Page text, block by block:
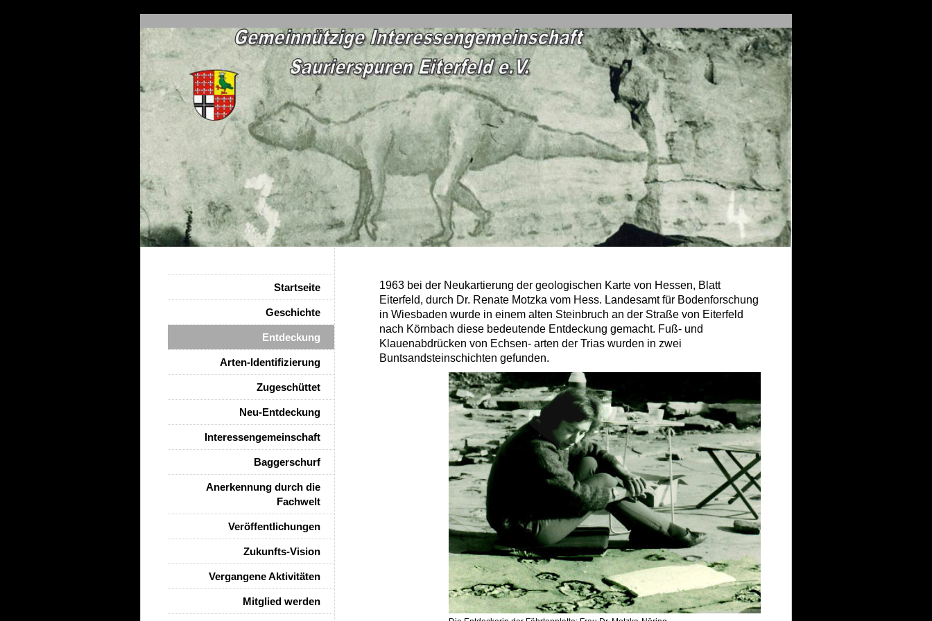
1963 bei der Neukartierung der geologischen Karte von Hessen, Blatt
Eiterfeld, durch Dr. Renate Motzka vom Hess. Landesamt für Bodenforschung
in Wiesbaden wurde in einem alten Steinbruch an der Straße von Eiterfeld
nach Körnbach diese bedeutende Entdeckung gemacht. Fuß- und
Klauenabdrücken von Echsen- arten der Trias wurden in zwei
Buntsandsteinschichten gefunden.
Startseite
Geschichte
Entdeckung
Arten-Identifizierung
Zugeschüttet
Neu-Entdeckung
Interessengemeinschaft
Baggerschurf
Anerkennung durch die
Fachwelt
Veröffentlichungen
Zukunfts-Vision
Vergangene Aktivitäten
Mitglied werden